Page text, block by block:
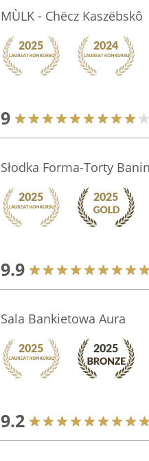
MÙLK - Chëcz Kaszëbskô
9
Słodka Forma-Torty
9.9
Sala Bankietowa Aura
9.2